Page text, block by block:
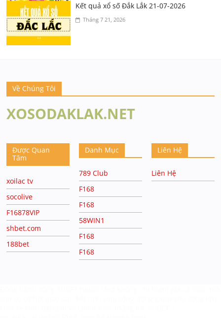
Kết quả xổ số Đắk Lắk 21-07-2026
Tháng 7 21, 2026
Về Chúng Tôi
XOSODAKLAK.NET
Được Quan
Tâm
xoilac tv
socolive
F16878VIP
shbet.com
188bet
Danh Mục
789 Club
F168
F168
58WIN1
F168
F168
Liên Hệ
Liên Hệ